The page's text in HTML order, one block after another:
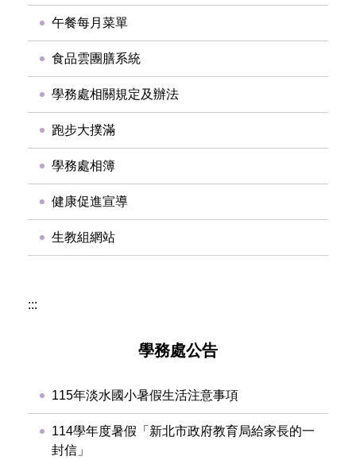
午餐每月菜單
食品雲團膳系統
學務處相關規定及辦法
跑步大撲滿
學務處相簿
健康促進宣導
生教組網站
:::
學務處公告
115年淡水國小暑假生活注意事項
114學年度暑假「新北市政府教育局給家長的一
封信」